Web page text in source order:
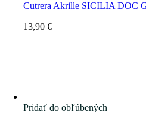
Cutrera Akrille SICILIA DOC
13,90€
Pridať do obľúbených